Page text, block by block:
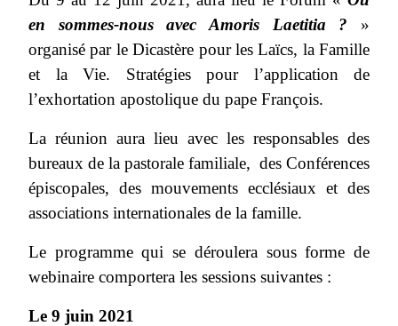
en sommes-nous avec Amoris Laetitia ? »
organisé par le Dicastère pour les Laïcs, la Famille
et la Vie. Stratégies pour l’application de
l’exhortation apostolique du pape François.
La réunion aura lieu avec les responsables des
bureaux de la pastorale familiale, des Conférences
épiscopales, des mouvements ecclésiaux et des
associations internationales de la famille.
Le programme qui se déroulera sous forme de
webinaire comportera les sessions suivantes :
Le 9 juin 2021